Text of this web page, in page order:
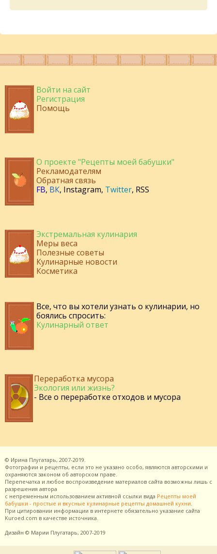
Войти на сайт
Регистрация
Помощь
О проекте "Рецепты моей бабушки"
Рекламодателям
Обратная связь
FB, ВК, Instagram, Twitter, RSS
Экстремальная кулинария
Меры веса
Полезные советы
Кулинарные новости
Косметика
Все, что вы хотели узнать о кулинарии, но
боялись спросить:
Кулинарный ответ
Переработка мусора
Экология или жизнь?
- Все о переработке отходов и мусора
© Ирина Плугатарь, 2007-2019.
Фотографии и рецепты, если это не указано особо, являются авторскими и
охраняются законом об авторском праве.
Перепечатка и любое воспроизведение материалов сайта возможны лишь с
разрешения автора
с непременным использованием активной ссылки вида Рецепты моей
бабушки - простые и вкусные кулинарные рецепты домашней кухни.
При цитировании информации в интернете обязательно указание сайта
Kuroed.com в качестве источника.
Дизайн © Марии Плугатарь, 2007-2019